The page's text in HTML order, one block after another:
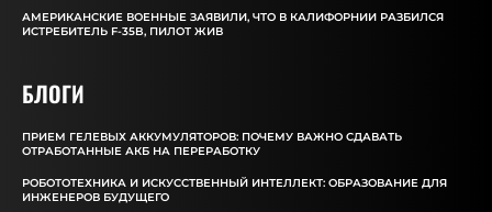
АМЕРИКАНСКИЕ ВОЕННЫЕ ЗАЯВИЛИ, ЧТО В КАЛИФОРНИИ РАЗБИЛСЯ
ИСТРЕБИТЕЛЬ F-35B, ПИЛОТ ЖИВ
БЛОГИ
ПРИЕМ ГЕЛЕВЫХ АККУМУЛЯТОРОВ: ПОЧЕМУ ВАЖНО СДАВАТЬ
ОТРАБОТАННЫЕ АКБ НА ПЕРЕРАБОТКУ
РОБОТОТЕХНИКА И ИСКУССТВЕННЫЙ ИНТЕЛЛЕКТ: ОБРАЗОВАНИЕ ДЛЯ
ИНЖЕНЕРОВ БУДУЩЕГО